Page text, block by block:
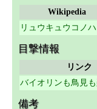
Wikipedia
リュウキュウコノ
目撃情報
リンク
バイオリンも鳥見
備考